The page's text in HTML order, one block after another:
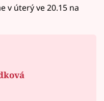
v úterý ve 20.15 na